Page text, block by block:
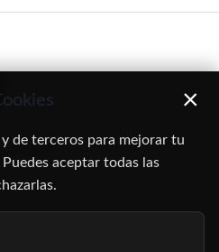
Madrid
×
de terceros para mejorar tu
aceptar todas las